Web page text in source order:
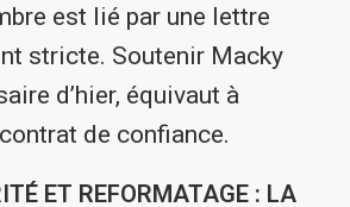
est lié par une lettre
stricte. Soutenir Macky
d’hier, équivaut à
de confiance.
ET REFORMATAGE : LA